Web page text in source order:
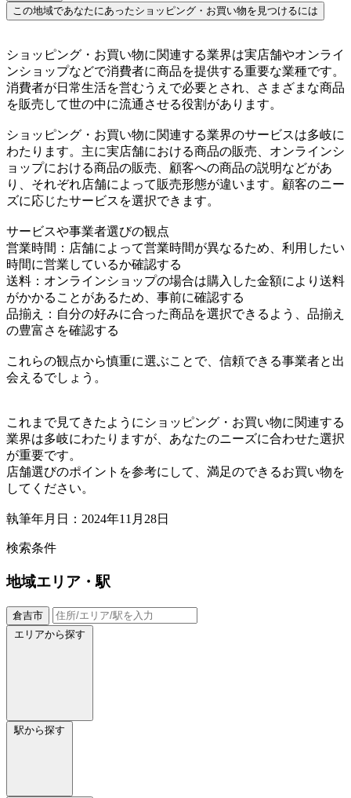
この地域であなたにあったショッピング・お買い物を見つけるには
ショッピング・お買い物に関連する業界は実店舗やオンライ
ンショップなどで消費者に商品を提供する重要な業種です。
消費者が日常生活を営むうえで必要とされ、さまざまな商品
を販売して世の中に流通させる役割があります。
ショッピング・お買い物に関連する業界のサービスは多岐に
わたります。主に実店舗における商品の販売、オンラインシ
ョップにおける商品の販売、顧客への商品の説明などがあ
り、それぞれ店舗によって販売形態が違います。顧客のニー
ズに応じたサービスを選択できます。
サービスや事業者選びの観点
営業時間：店舗によって営業時間が異なるため、利用したい
時間に営業しているか確認する
送料：オンラインショップの場合は購入した金額により送料
がかかることがあるため、事前に確認する
品揃え：自分の好みに合った商品を選択できるよう、品揃え
の豊富さを確認する
これらの観点から慎重に選ぶことで、信頼できる事業者と出
会えるでしょう。
これまで見てきたようにショッピング・お買い物に関連する
業界は多岐にわたりますが、あなたのニーズに合わせた選択
が重要です。
店舗選びのポイントを参考にして、満足のできるお買い物を
してください。
執筆年月日：2024年11月28日
検索条件
地域エリア・駅
倉吉市
エリアから探す
駅から探す